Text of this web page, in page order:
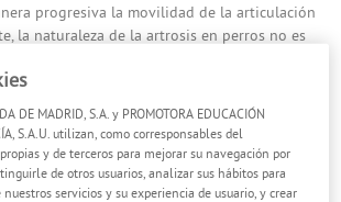
progresiva la movilidad de la articulación
la naturaleza de la artrosis en perros no es
cartílago articular
los cartílagos se localizan en una determinada
óseo canino, los cuales, cuando el perro es
grosura y nutrientes necesarios
amortiguadora y protectora en el esqueleto
DE MADRID, S.A. y PROMOTORA EDUCACIÓN
S.A.U. utilizan, como corresponsables del
y de terceros para mejorar su navegación por
de otros usuarios, analizar sus hábitos para
servicios y su experiencia de usuario, y crear